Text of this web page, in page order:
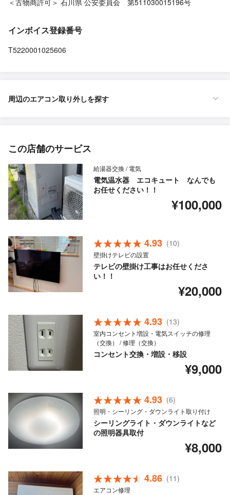
＜古物商許可＞ 石川県 公安委員会 第511030015196号
インボイス登録番号
T5220001025606
周辺のエアコン取り外しを探す
この店舗のサービス
給湯器交換 / 電気
電気温水器 エコキュート なんでも
お任せください！！
¥100,000
4.93 (10)
壁掛けテレビの設置
テレビの壁掛け工事はお任せくださ
い！！
¥20,000
4.93 (13)
室内コンセント増設・電気スイッチの修理
（交換） / 修理（交換）
コンセント交換・増設・移設
¥9,000
4.93 (6)
照明・シーリング・ダウンライト取り付け
シーリングライト・ダウンライトなど
の照明器具取付
¥8,000
4.86 (11)
エアコン修理